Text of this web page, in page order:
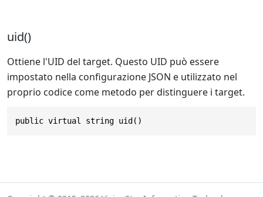
uid()
Ottiene l'UID del target. Questo UID può essere
impostato nella configurazione JSON e utilizzato nel
proprio codice come metodo per distinguere i target.
public virtual string uid()